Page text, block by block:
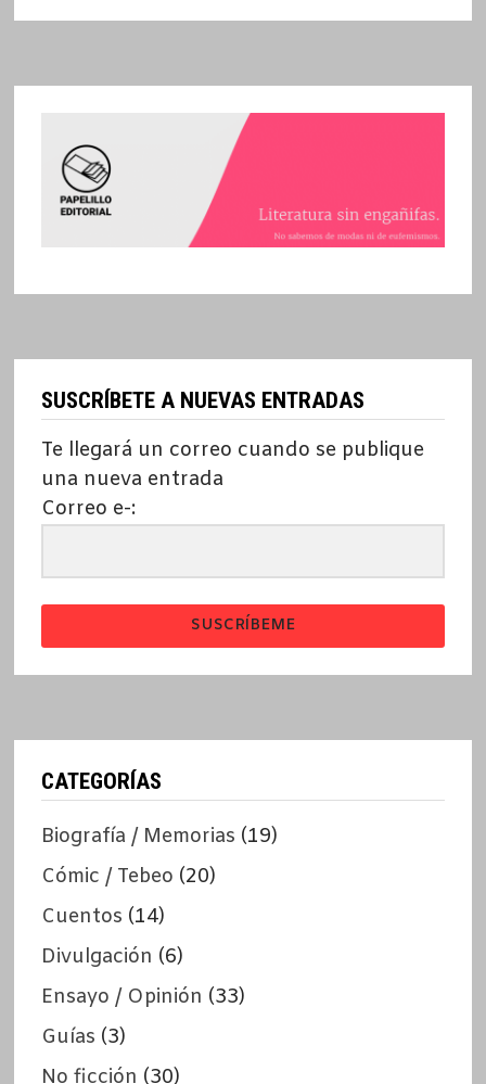
SUSCRÍBETE A NUEVAS ENTRADAS
Te llegará un correo cuando se publique
una nueva entrada
Correo e-:
SUSCRÍBEME
CATEGORÍAS
Biografía / Memorias (19)
Cómic / Tebeo (20)
Cuentos (14)
Divulgación (6)
Ensayo / Opinión (33)
Guías (3)
No ficción (30)